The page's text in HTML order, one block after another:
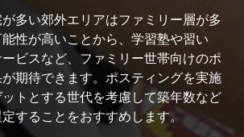
多い郊外エリアはファミリー層が多
性が高いことから、学習塾や習い
ビスなど、ファミリー世帯向けのポ
期待できます。ポスティングを実施
トとする世代を考慮して築年数など
することをおすすめします。